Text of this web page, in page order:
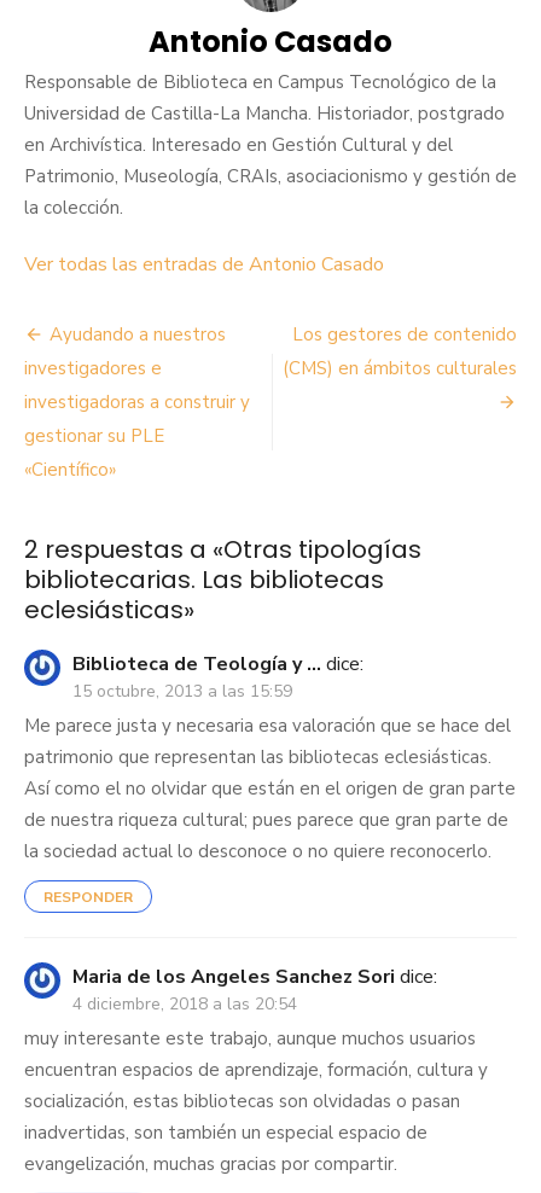
Antonio Casado
Responsable de Biblioteca en Campus Tecnológico de la
Universidad de Castilla-La Mancha. Historiador, postgrado
en Archivística. Interesado en Gestión Cultural y del
Patrimonio, Museología, CRAIs, asociacionismo y gestión de
la colección.
Ver todas las entradas de Antonio Casado
Navegación
de
entradas
Ayudando a nuestros
investigadores e
investigadoras a construir y
gestionar su PLE
«Científico»
Los gestores de contenido
(CMS) en ámbitos culturales
2 respuestas a «Otras tipologías
bibliotecarias. Las bibliotecas
eclesiásticas»
Biblioteca de Teología y ... dice:
15 octubre, 2013 a las 15:59
Me parece justa y necesaria esa valoración que se hace del
patrimonio que representan las bibliotecas eclesiásticas.
Así como el no olvidar que están en el origen de gran parte
de nuestra riqueza cultural; pues parece que gran parte de
la sociedad actual lo desconoce o no quiere reconocerlo.
RESPONDER
Maria de los Angeles Sanchez Sori dice:
4 diciembre, 2018 a las 20:54
muy interesante este trabajo, aunque muchos usuarios
encuentran espacios de aprendizaje, formación, cultura y
socialización, estas bibliotecas son olvidadas o pasan
inadvertidas, son también un especial espacio de
evangelización, muchas gracias por compartir.